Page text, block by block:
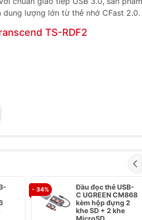
lượng lớn từ thẻ nhớ CFast 2.0.
TS-RDF2
TS-RDF2
với nhiều hệ điều hành phổ biến
phù hợp cho cả công việc tại studio
với chất lượng và độ tin cậy.
- 34%
Đầu đọc thẻ USB-
C UGREEN CM868
kèm hộp đựng 2
khe SD + 2 khe
MicroSD